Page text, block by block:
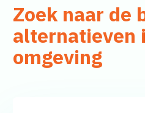
Zoek naar de
alternatieven
omgeving